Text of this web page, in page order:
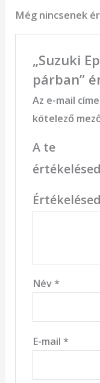
Még nincsenek
„Suzuki
párban”
Az e-mail
kötelező
A te
értékelésed
Értékelésed
Név*
E-mail *